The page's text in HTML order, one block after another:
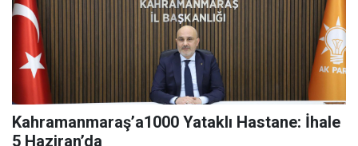
Kahramanmaraş’a1000 Yataklı Hastane: İhale
5 Haziran’da